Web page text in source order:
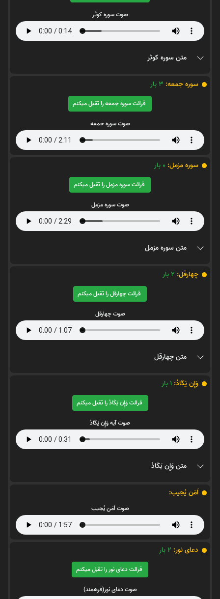
صوت سوره کوثر
متن سوره کوثر
سوره جمعه: 3بار
قرائت سوره جمعه را تقبل میکنم
صوت سوره جمعه
سوره مزمل: 0 بار
قرائت سوره مزمل را تقبل میکنم
صوت سوره مزمل
متن سوره مزمل
چهارقل: 2بار
قرائت چهارقل را تقبل میکنم
صوت چهارقل
متن چهارقل
وَإِن يَكَادُ: 1بار
قرائت وَإِن يَكَادُ را تقبل میکنم
صوت آیه وَإِن يَكَادُ
متن وَإِن يَكَادُ
اَمَن یُجیب:
صوت اَمَن یُجیب
دعای نور: 2بار
قرائت دعای نور را تقبل میکنم
صوت دعای نور(فرهمند)